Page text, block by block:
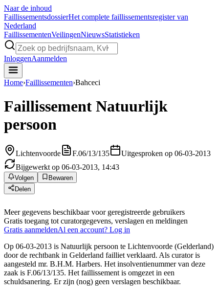
Naar de inhoud
FaillissementsdossierHet complete faillissementsregister van
Nederland
FaillissementenVeilingenNieuwsStatistieken
InloggenAanmelden
Home›Faillissementen›Bahceci
Faillissement Natuurlijk
persoon
Lichtenvoorde F.06/13/135
Uitgesproken op 06-03-2013
Bijgewerkt op 06-03-2013, 14:43
Volgen
Bewaren
Delen
Meer gegevens beschikbaar voor geregistreerde gebruikers
Gratis toegang tot curatorgegevens, verslagen en meldingen
Gratis aanmeldenAl een account? Log in
Op 06-03-2013 is Natuurlijk persoon te Lichtenvoorde (Gelderland)
door de rechtbank in Gelderland failliet verklaard. Als curator is
aangesteld mr. B.H.M. Harbers. Het insolventienummer van deze
zaak is F.06/13/135. Het faillissement is omgezet in een
schuldsanering. Er zijn (nog) geen verslagen beschikbaar.